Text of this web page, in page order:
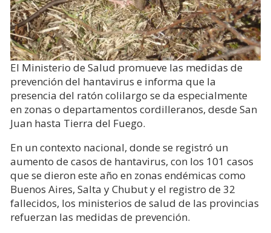
El Ministerio de Salud promueve las medidas de
prevención del hantavirus e informa que la
presencia del ratón colilargo se da especialmente
en zonas o departamentos cordilleranos, desde San
Juan hasta Tierra del Fuego.
En un contexto nacional, donde se registró un
aumento de casos de hantavirus, con los 101 casos
que se dieron este año en zonas endémicas como
Buenos Aires, Salta y Chubut y el registro de 32
fallecidos, los ministerios de salud de las provincias
refuerzan las medidas de prevención.